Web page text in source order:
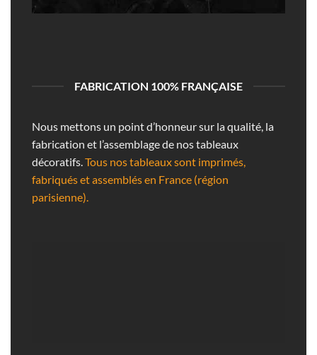
FABRICATION 100% FRANÇAISE
Nous mettons un point d’honneur sur la qualité, la
fabrication et l’assemblage de nos tableaux
décoratifs.Tous nos tableaux sont imprimés,
fabriqués et assemblés en France (région
parisienne).